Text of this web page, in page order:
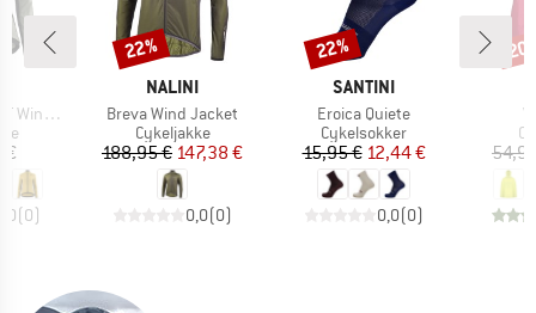
S11
€
(0)
MÆRKE
NALINI
Artikel
Breva Wind Jacket
Produktgruppe
Cykeljakke
Pris
188,95 €Nedsat pris
147,38 €
0,0(0)
Rabat
22%
MÆRKE
SANTINI
Artikel
Eroica Quiete
Produktgruppe
Cykelsokker
Pris
15,95 €Nedsat pris
12,44 €
0,0(0)
Rabat
22%